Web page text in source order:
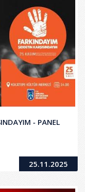
- PANEL
25.11.2025